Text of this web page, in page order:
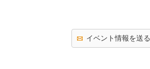
イベント情報を送る